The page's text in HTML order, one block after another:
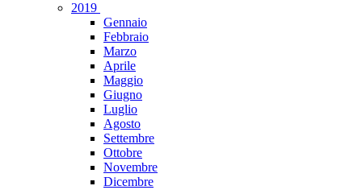
2019
Gennaio
Febbraio
Marzo
Aprile
Maggio
Giugno
Luglio
Agosto
Settembre
Ottobre
Novembre
Dicembre